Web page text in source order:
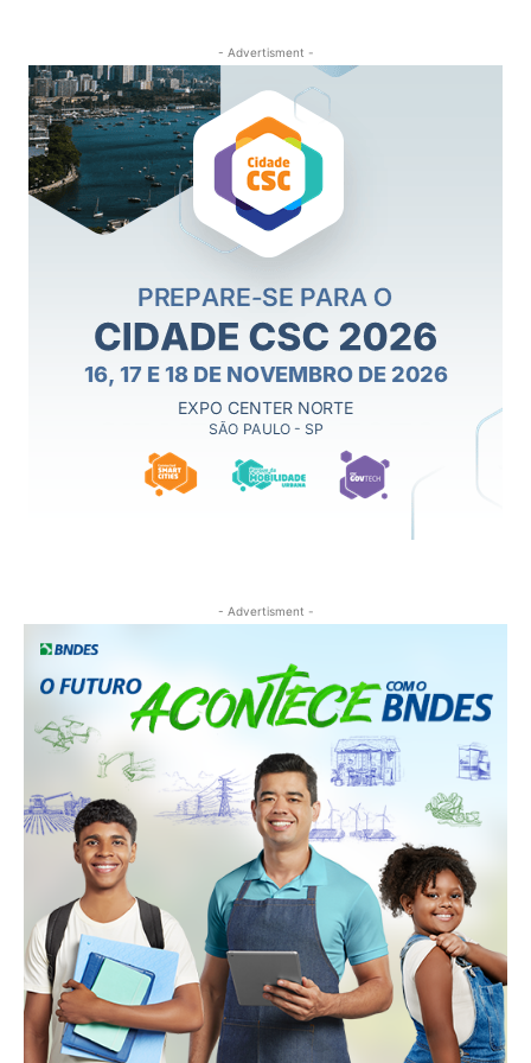
- Advertisment -
- Advertisment -